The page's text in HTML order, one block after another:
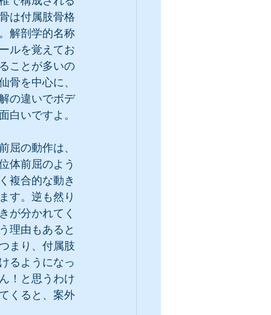
は付属肢骨格
解剖学的名称
ルを覚えてお
ことが多いの
骨を中心に、
の違いでボデ
白いですよ。
屈の動作は、
体前屈のよう
複合的な動き
す。逆も然り
が分かれてく
理由もあると
まり、付属肢
るようになっ
！と思うわけ
くると、案外